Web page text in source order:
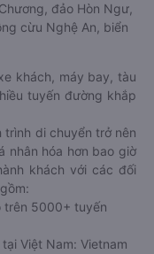
đảo Hòn Ngư,
cừu Nghệ An, biển
khách, máy bay, tàu
tuyến đường khắp
trình di chuyển trở nên
nhân hóa hơn bao giờ
khách với các đối
trên 5000+ tuyến
Việt Nam: Vietnam